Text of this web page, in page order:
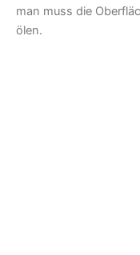
man muss die
ölen.